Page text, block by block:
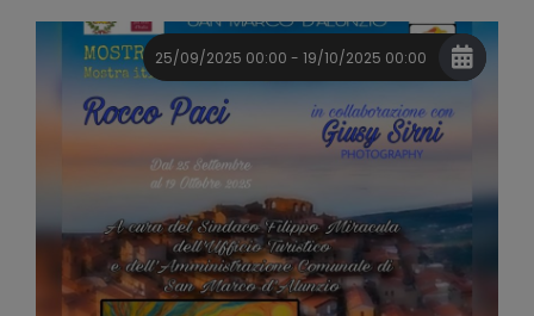
25/09/2025 00:00 - 19/10/2025 00:00